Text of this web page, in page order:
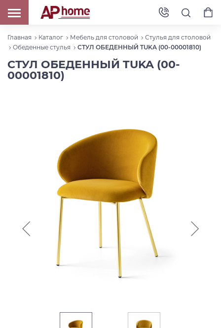
Главная Каталог Мебель для столовой
Стулья для столовой
Обеденные стулья
СТУЛ ОБЕДЕННЫЙ TUKA (00-00001810)
СТУЛ ОБЕДЕННЫЙ TUKA (00-
00001810)